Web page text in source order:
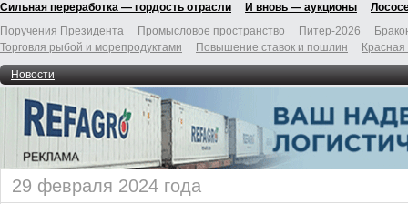
Сильная переработка — гордость отрасли И вновь — аукционы
Поручения Президента
Промысловое пространство Питер-2026
Торговля рыбой и морепродуктами
Повышение ставок и пошлин
Новости
29 февраля 2024 года